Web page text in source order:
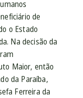
de
o Estado
Na decisão da
Maior, então
da Paraíba,
Ferreira da